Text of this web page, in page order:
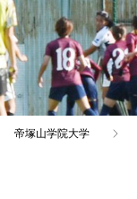
帝塚山学院大学